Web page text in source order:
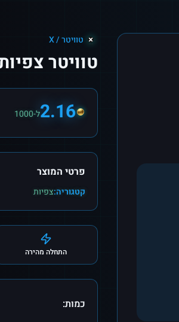
טוויטר / X
טוויטר
2.16ל-1000
פרטי המוצר
קטגוריה:צפיות
התחלה מהירה
כמות: